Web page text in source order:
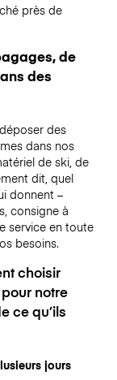
près de
de
des
des
dans nos
de ski, de
dit, quel
donnent –
consigne à
service en toute
besoins.
choisir
pour notre
ce qu’ils
jours